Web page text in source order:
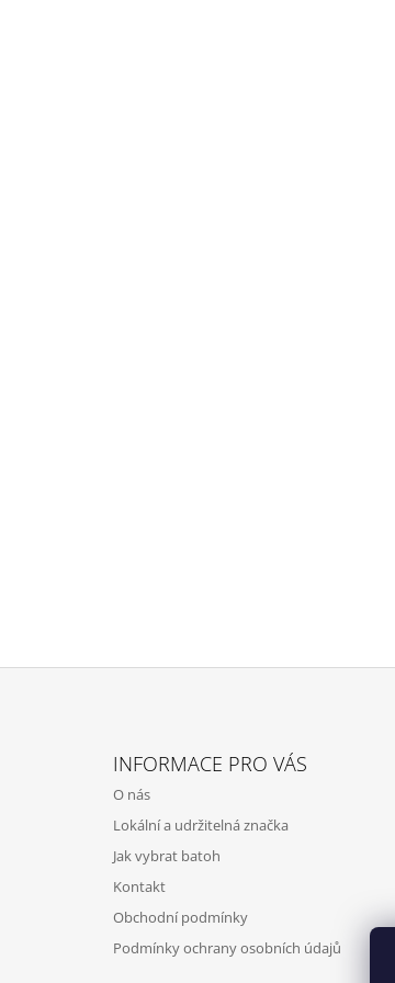
INFORMACE PRO VÁS
O nás
Lokální a udržitelná značka
Jak vybrat batoh
Kontakt
Obchodní podmínky
Podmínky ochrany osobních údajů